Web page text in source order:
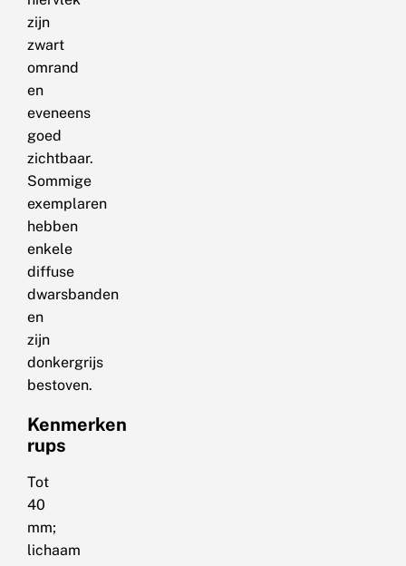
zijn
zwart
omrand
en
eveneens
goed
zichtbaar.
Sommige
exemplaren
hebben
enkele
diffuse
dwarsbanden
en
zijn
donkergrijs
bestoven.
Kenmerken
rups
Tot
40
mm;
lichaam